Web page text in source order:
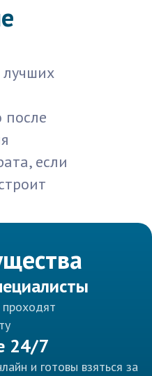
после
если
проходят
24/7
и готовы взяться за